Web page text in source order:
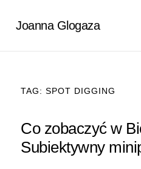
Joanna Glogaza
TAG: SPOT DIGGING
Co zobaczyć w
Subiektywny